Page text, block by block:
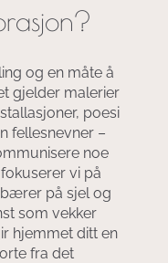
og en måte å
gjelder malerier
poesi
fellesnevner –
noe
fokuserer vi på
på sjel og
som vekker
hjemmet ditt en
fra det